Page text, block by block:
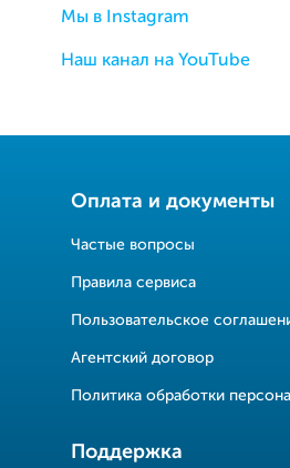
Мы в Instagram
Наш канал на YouTube
Оплата и документы
Частые вопросы
Правила сервиса
Пользовательское
Агентский договор
Политика обработки
Поддержка